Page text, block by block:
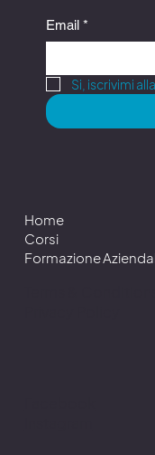
Email *
Si, iscrivimi
Home
Corsi
Formazione